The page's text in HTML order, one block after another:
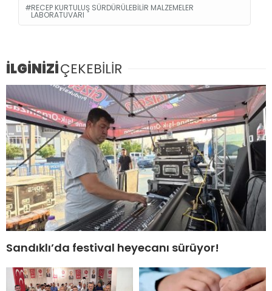
RECEP KURTULUŞ SÜRDÜRÜLEBILIR MALZEMELER
LABORATUVARI
İLGİNİZİÇEKEBİLİR
Sandıklı’da festival heyecanı sürüyor!